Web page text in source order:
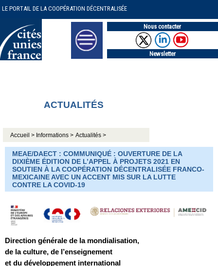
LE PORTAIL DE LA COOPÉRATION DÉCENTRALISÉE
Nous contacter
Newsletter
ACTUALITÉS
Accueil > Informations > Actualités >
MEAE/DAECT : COMMUNIQUÉ : OUVERTURE DE LA
DIXIÈME ÉDITION DE L’APPEL À PROJETS 2021 EN
SOUTIEN À LA COOPÉRATION DÉCENTRALISÉE FRANCO-
MEXICAINE AVEC UN ACCENT MIS SUR LA LUTTE
CONTRE LA COVID-19
Direction générale de la mondialisation,
de la culture, de l’enseignement
et du développement international